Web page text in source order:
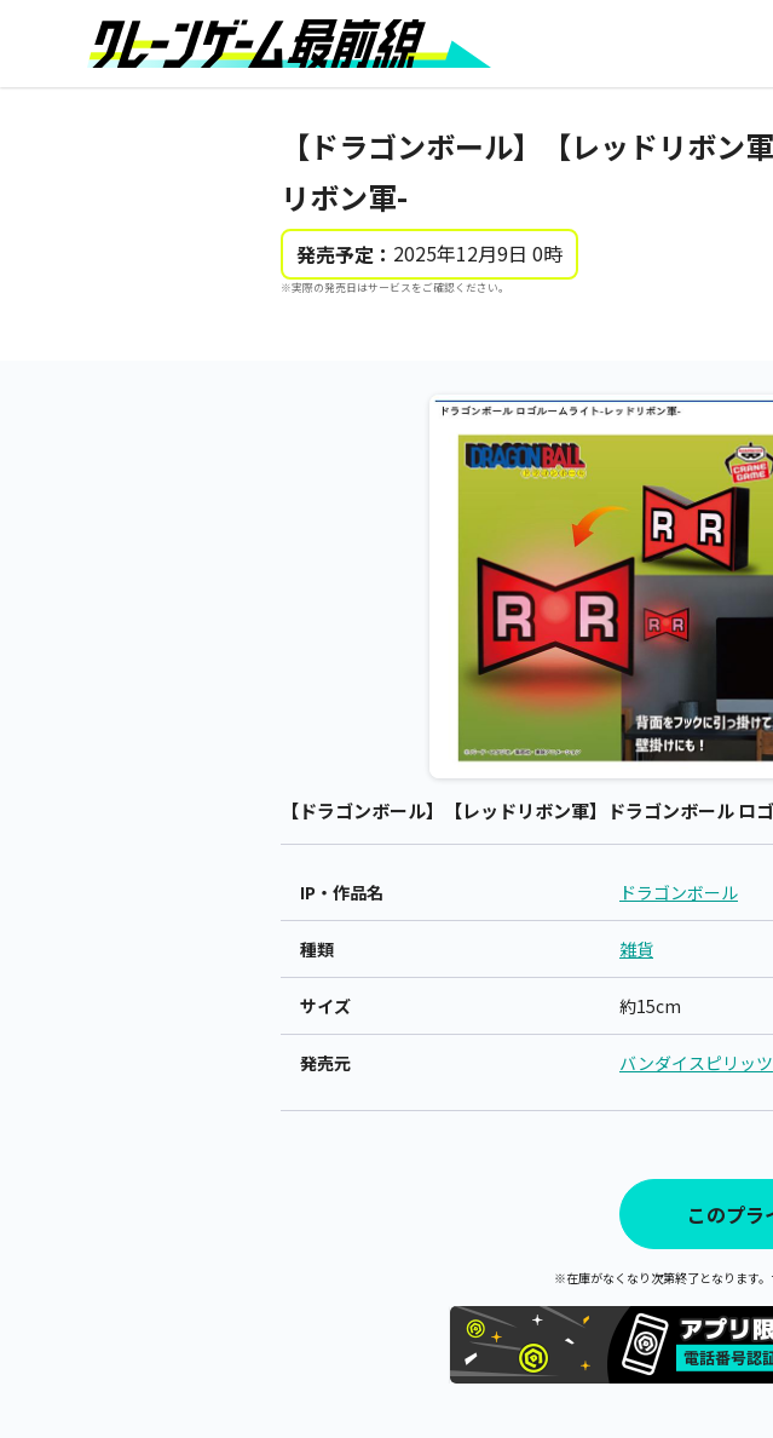
【ドラゴンボール】【レッドリボン
リボン軍-
発売予定： 2025年12月9日 0時
※実際の発売日はサービスをご確認ください。
【ドラゴンボール】【レッドリボン軍】ドラゴンボール
IP・作品名 ドラゴンボール
種類 雑貨
サイズ 約15cm
発売元 バンダイスピリッツ
このプラ
※在庫がなくなり次第終了となります